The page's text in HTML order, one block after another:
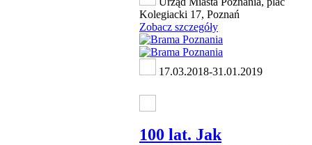
Kolegiacki 17, Poznań
Zobacz szczegóły
17.03.2018-31.01.2019
100 lat. Jak